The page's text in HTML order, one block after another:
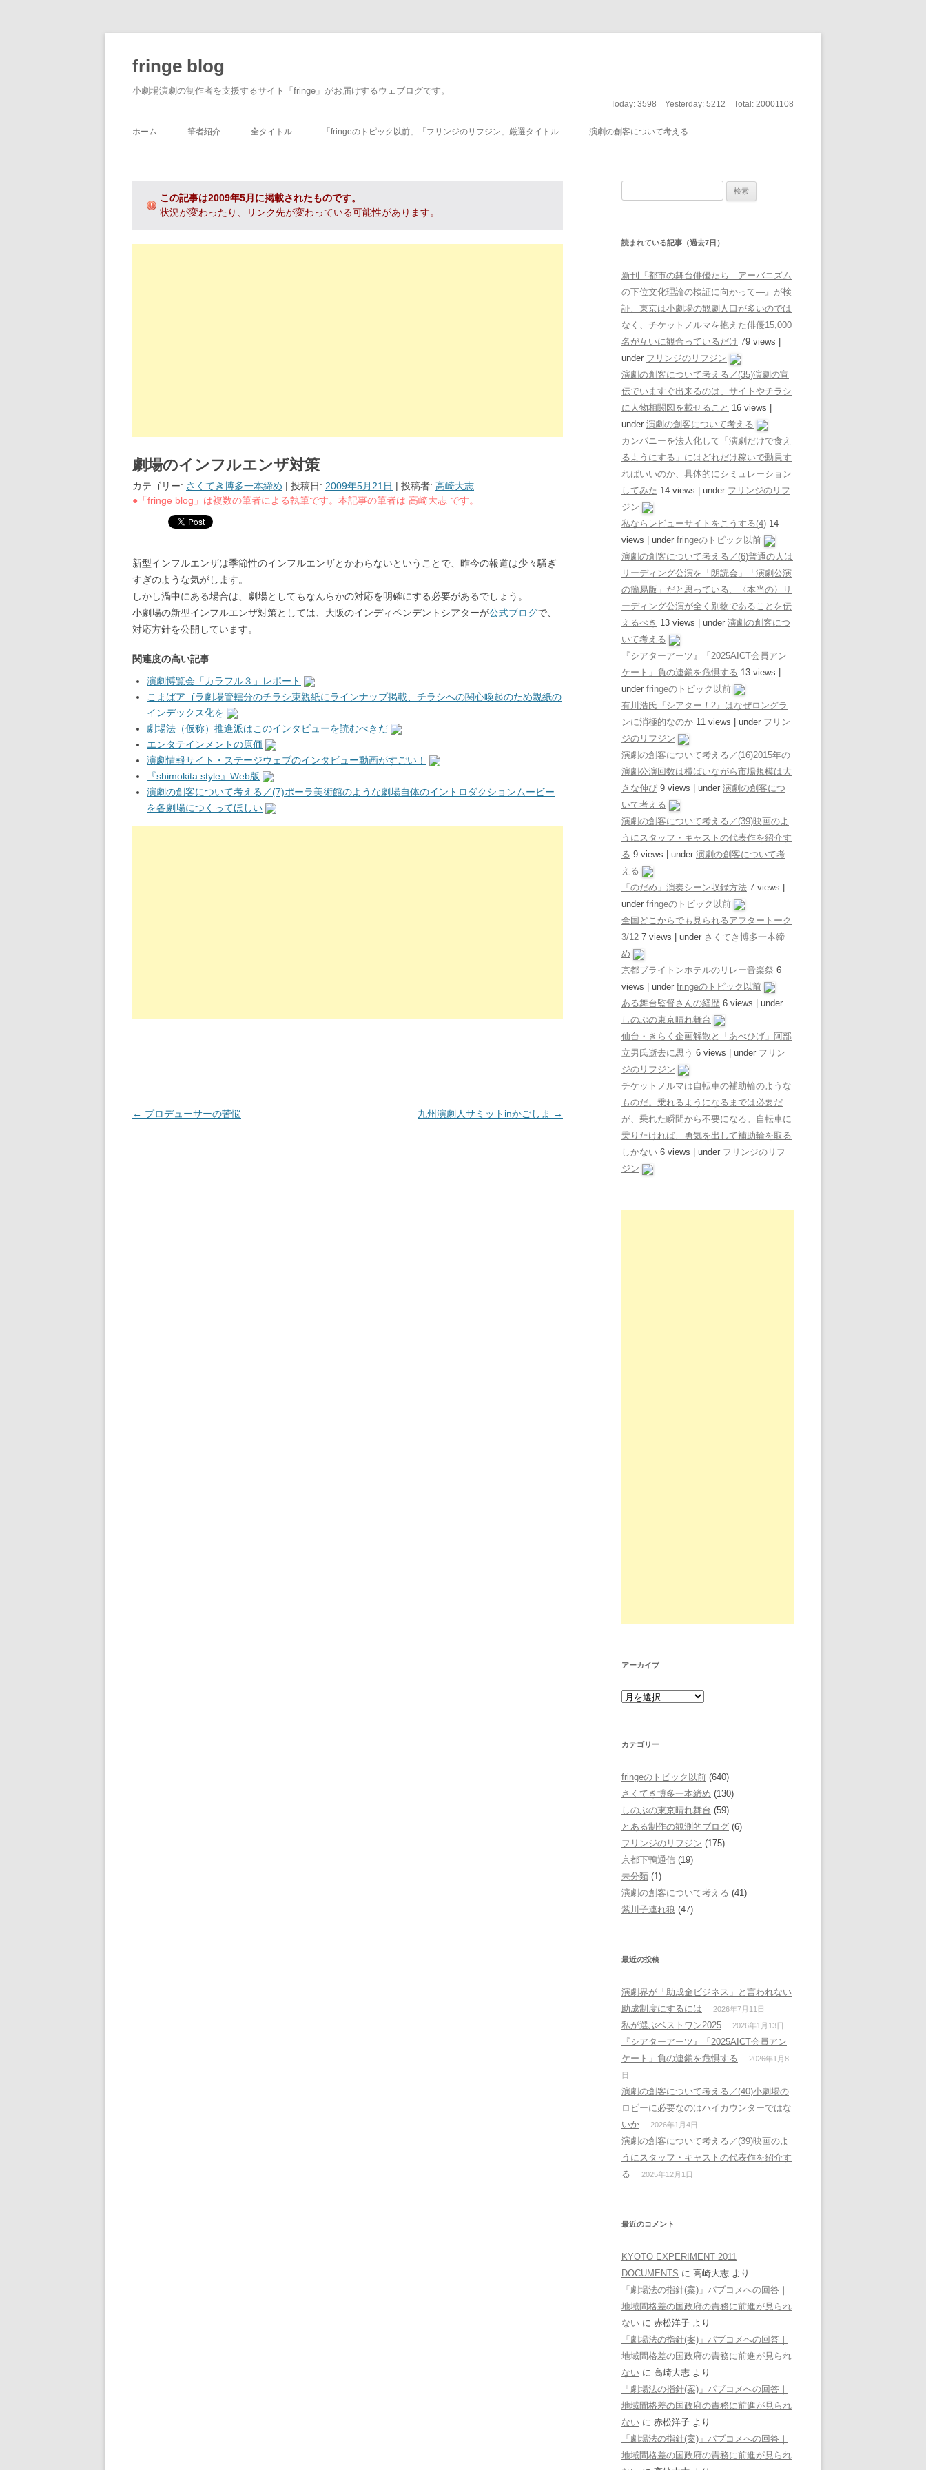
fringe blog
小劇場演劇の制作者を支援するサイト「fringe」がお届けするウェブログです。
Today: 3598 Yesterday: 5212 Total: 20001108
ホーム 筆者紹介 全タイトル 「fringeのトピック以前」「フリンジのリフジン」厳選タイトル 演劇の創客について考える
この記事は2009年5月に掲載されたものです。
状況が変わったり、リンク先が変わっている可能性があります。
劇場のインフルエンザ対策
カテゴリー: さくてき博多一本締め | 投稿日: 2009年5月21日 | 投稿者: 高崎大志
●「fringe blog」は複数の筆者による執筆です。本記事の筆者は 高崎大志 です。
新型インフルエンザは季節性のインフルエンザとかわらないということで、昨今の報道は少々騒ぎ
すぎのような気がします。
しかし渦中にある場合は、劇場としてもなんらかの対応を明確にする必要があるでしょう。
小劇場の新型インフルエンザ対策としては、大阪のインディペンデントシアターが公式ブログで、
対応方針を公開しています。
関連度の高い記事
演劇博覧会「カラフル３」レポート
こまばアゴラ劇場管轄分のチラシ束親紙にラインナップ掲載、チラシへの関心喚起のため親紙の
インデックス化を
劇場法（仮称）推進派はこのインタビューを読むべきだ
エンタテインメントの原価
演劇情報サイト・ステージウェブのインタビュー動画がすごい！
『shimokita style』Web版
演劇の創客について考える／(7)ポーラ美術館のような劇場自体のイントロダクションムービー
を各劇場につくってほしい
投稿ナビゲーション
← プロデューサーの苦悩 九州演劇人サミットinかごしま →
読まれている記事（過去7日）
新刊『都市の舞台俳優たち―アーバニズム
の下位文化理論の検証に向かって―』が検
証、東京は小劇場の観劇人口が多いのでは
なく、チケットノルマを抱えた俳優15,000
名が互いに観合っているだけ 79 views
under フリンジのリフジン
演劇の創客について考える／(35)演劇の宣
伝でいますぐ出来るのは、サイトやチラシ
に人物相関図を載せること 16 views
under 演劇の創客について考える
カンパニーを法人化して「演劇だけで食え
るようにする」にはどれだけ稼いで動員す
ればいいのか、具体的にシミュレーション
してみた 14 views under フリンジのリフ
ジン
私ならレビューサイトをこうする(4) 14
views
under fringeのトピック以前
演劇の創客について考える／(6)普通の人は
リーディング公演を「朗読会」「演劇公演
の簡易版」だと思っている、〈本当の〉リ
ーディング公演が全く別物であることを伝
えるべき 13 views under 演劇の創客につ
いて考える
『シアターアーツ』「2025AICT会員アン
ケート」負の連鎖を危惧する 13 views
under fringeのトピック以前
有川浩氏『シアター！2』はなぜロングラ
ンに消極的なのか 11 views under フリン
ジのリフジン
演劇の創客について考える／(16)2015年の
演劇公演回数は横ばいながら市場規模は大
きな伸び 9 views under 演劇の創客につ
いて考える
演劇の創客について考える／(39)映画のよ
うにスタッフ・キャストの代表作を紹介す
る 9 views under 演劇の創客について考
える
「のだめ」演奏シーン収録方法 7 views
under fringeのトピック以前
全国どこからでも見られるアフタートーク
3/12 7 views under さくてき博多一本締
め
京都ブライトンホテルのリレー音楽祭 6
views
under fringeのトピック以前
ある舞台監督さんの経歴 6 views
under
しのぶの東京晴れ舞台
仙台・きらく企画解散と「あべひげ」阿部
立男氏逝去に思う 6 views under フリン
ジのリフジン
チケットノルマは自転車の補助輪のような
ものだ。乗れるようになるまでは必要だ
が、乗れた瞬間から不要になる。自転車に
乗りたければ、勇気を出して補助輪を取る
しかない 6 views under フリンジのリフ
ジン
アーカイブ
カテゴリー
fringeのトピック以前 (640)
さくてき博多一本締め (130)
しのぶの東京晴れ舞台 (59)
とある制作の観測的ブログ (6)
フリンジのリフジン (175)
京都下鴨通信 (19)
未分類 (1)
演劇の創客について考える (41)
紫川子連れ狼 (47)
最近の投稿
演劇界が「助成金ビジネス」と言われない
助成制度にするには
2026年7月11日
私が選ぶベストワン2025 2026年1月13日
『シアターアーツ』「2025AICT会員アン
ケート」負の連鎖を危惧する
2026年1月8
日
演劇の創客について考える／(40)小劇場の
ロビーに必要なのはハイカウンターではな
いか
2026年1月4日
演劇の創客について考える／(39)映画のよ
うにスタッフ・キャストの代表作を紹介す
る
2025年12月1日
最近のコメント
KYOTO EXPERIMENT 2011
DOCUMENTS に 高崎大志 より
「劇場法の指針(案)」パブコメへの回答｜
地域間格差の国政府の責務に前進が見られ
ない に 赤松洋子 より
「劇場法の指針(案)」パブコメへの回答｜
地域間格差の国政府の責務に前進が見られ
ない に 高崎大志 より
「劇場法の指針(案)」パブコメへの回答｜
地域間格差の国政府の責務に前進が見られ
ない に 赤松洋子 より
「劇場法の指針(案)」パブコメへの回答｜
地域間格差の国政府の責務に前進が見られ